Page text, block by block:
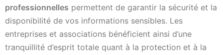
professionnelles permettent de garantir la sécurité et la
disponibilité de vos informations sensibles. Les
entreprises et associations bénéficient ainsi d’une
tranquillité d’esprit totale quant à la protection et à la